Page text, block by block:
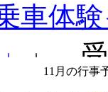
車体
」 受
11月の行事